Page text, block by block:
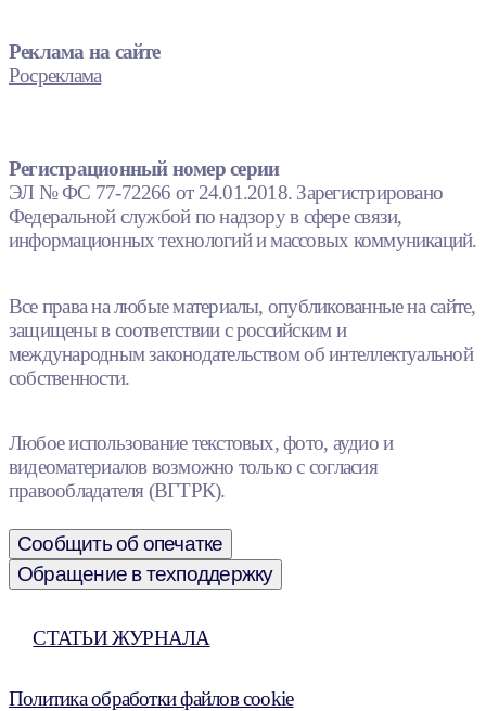
Реклама на сайте
Росреклама
Регистрационный номер серии
ЭЛ № ФС 77-72266 от 24.01.2018. Зарегистрировано
Федеральной службой по надзору в сфере связи,
информационных технологий и массовых коммуникаций.
Все права на любые материалы, опубликованные на сайте,
защищены в соответствии с российским и
международным законодательством об интеллектуальной
собственности.
Любое использование текстовых, фото, аудио и
видеоматериалов возможно только с согласия
правообладателя (ВГТРК).
Сообщить об опечатке
Обращение в техподдержку
СТАТЬИ ЖУРНАЛА
Политика обработки файлов cookie